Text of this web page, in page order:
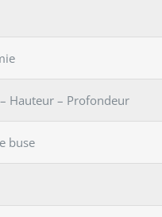
Hauteur – Profondeur
buse